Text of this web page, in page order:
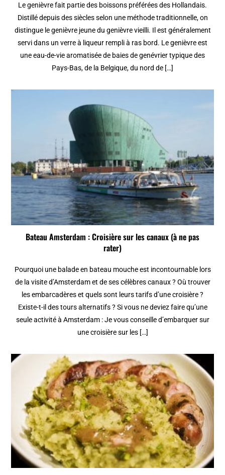
Le genièvre fait partie des boissons préférées des Hollandais.
Distillé depuis des siècles selon une méthode traditionnelle, on
distingue le genièvre jeune du genièvre vieilli. Il est généralement
servi dans un verre à liqueur rempli à ras bord. Le genièvre est
une eau-de-vie aromatisée de baies de genévrier typique des
Pays-Bas, de la Belgique, du nord de […]
Bateau Amsterdam : Croisière sur les canaux (à ne pas
rater)
Pourquoi une balade en bateau mouche est incontournable lors
de la visite d’Amsterdam et de ses célèbres canaux ? Où trouver
les embarcadères et quels sont leurs tarifs d’une croisière ?
Existe-t-il des tours alternatifs ? Si vous ne deviez faire qu’une
seule activité à Amsterdam : Je vous conseille d’embarquer sur
une croisière sur les […]